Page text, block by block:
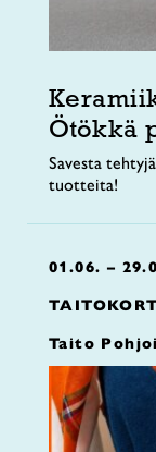
Ötökkä
Savesta
tuotteita!
01.06. –
Taito